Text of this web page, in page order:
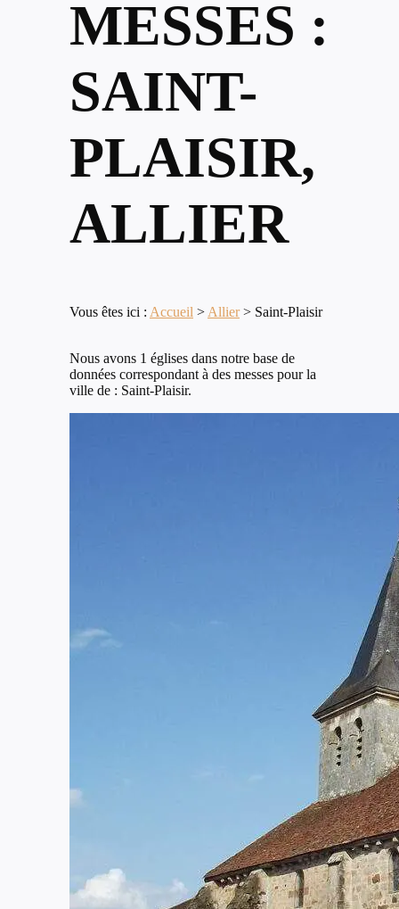
MESSES :
SAINT-
PLAISIR,
ALLIER
Vous êtes ici : Accueil > Allier> Saint-Plaisir
Nous avons 1 églises dans notre base de
données correspondant à des messes pour la
ville de : Saint-Plaisir.